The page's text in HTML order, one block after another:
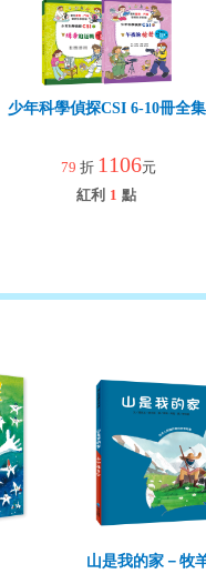
少年科學偵探CSI 6-10冊全集
79 折 1106元
紅利 1 點
山是我的家－牧